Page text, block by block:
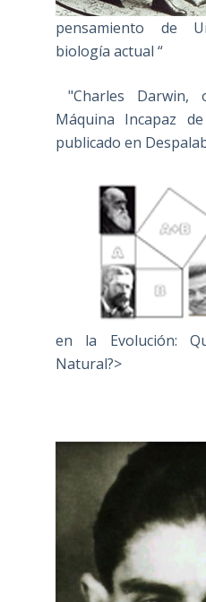
pensamiento de
biología actual “
"Charles
Máquina Incapaz
publicado en
en la Evolución:
Natural?>